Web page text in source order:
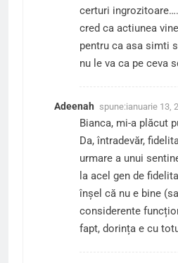
certuri
cred ca actiunea
pentru ca asa simti
nu le va ca pe ceva
Adeenah spune:ianuarie 13,
Bianca, mi-a plăcut
Da, întradevăr,
urmare a unui
la acel gen de
înșel că nu e bine
considerente
fapt, dorința e cu